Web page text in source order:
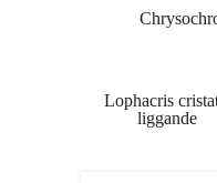
Lophacris
liggande